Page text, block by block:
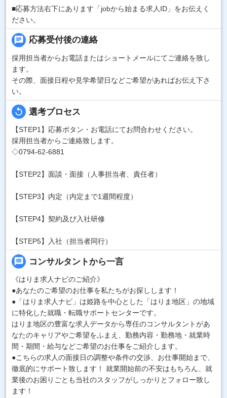
■応募方法右下にあります「jobから始まる求人ID」をお伝えく
ださい。
chat 応募受付後の連絡
採用担当者からお電話またはショートメールにてご連絡を致し
ます。
その際、面接日程や見学希望日などご希望があればお伝え下さ
い。
replay 選考プロセス
【STEP1】応募ボタン・お電話にてお問合わせください。
採用担当者からご連絡致します。
◇0794-62-6881
【STEP2】面談・面接（人事担当者、責任者）
【STEP3】内定（内定まで1週間程度）
【STEP4】契約及び入社研修
【STEP5】入社（担当者同行）
message コンサルタントから一言
《はりま求人ナビのご紹介》
●あなたのご希望のお仕事を私たちがお探しします！
●「はりま求人ナビ」は姫路を中心とした「はりま地区」の地域
に特化した就職・転職サポートセンターです。
はりま地区の豊富な求人データから専任のコンサルタントがあ
なたのキャリアやご希望をふまえ、勤務内容・勤務地・就業時
間・期間・給与などご希望のお仕事をご紹介します。
●こちらの求人の面接日の調整や条件の交渉、お仕事開始まで、
徹底的にサポート致します！ 就業開始前の不安はもちろん、就
業後のお困りごとも当社のスタッフがしっかりとフォロー致し
ます！